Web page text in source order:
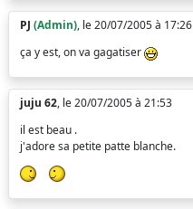
PJ (Admin), le 20/07/2005 à 17:26
ça y est, on va gagatiser
juju 62, le 20/07/2005 à 21:53
il est beau .
j'adore sa petite patte blanche.